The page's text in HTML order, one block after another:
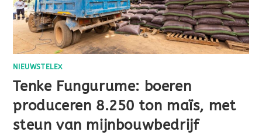
NIEUWSTELEX
Tenke Fungurume: boeren
produceren 8.250 ton maïs, met
steun van mijnbouwbedrijf